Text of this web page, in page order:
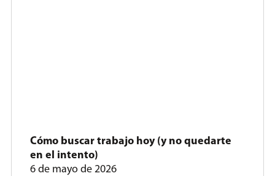
Cómo buscar trabajo hoy (y no quedarte
en el intento)
6 de mayo de 2026